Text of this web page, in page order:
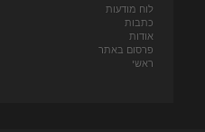
לוח מודעות
כתבות
אודות
פרסום באתר
ראשי